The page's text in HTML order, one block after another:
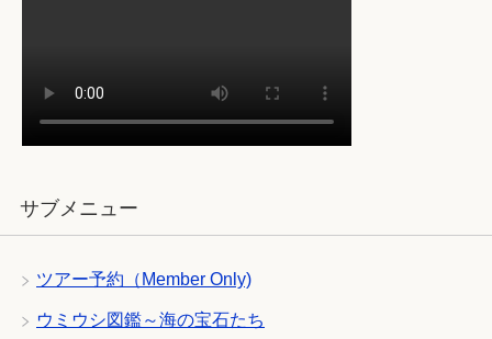
サブメニュー
ツアー予約（Member Only)
ウミウシ図鑑～海の宝石たち